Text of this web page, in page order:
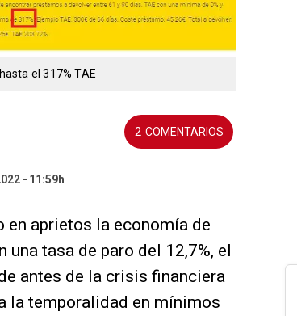
el 317% TAE
11:59h
2
en aprietos la economía de
tasa de paro del 12,7%, el
antes de la crisis financiera
la temporalidad en mínimos